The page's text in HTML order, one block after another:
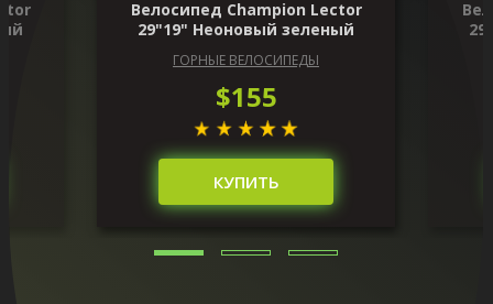
Велосипед Champion Lector
29"19" Неоновый зеленый
ГОРНЫЕ ВЕЛОСИПЕДЫ
$155
КУПИТЬ